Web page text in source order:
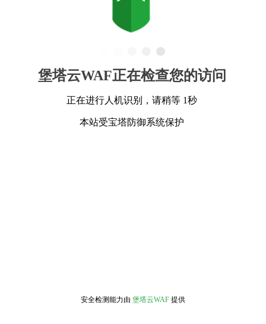
堡塔云WAF正在检查您的访问
正在进行人机识别，请稍等 1秒
本站受宝塔防御系统保护
安全检测能力由 堡塔云WAF 提供